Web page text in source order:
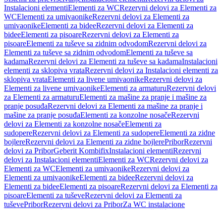
Instalacioni elementiElementi za WCRezervni delovi za Elementi za
WCElementi za umivaonikeRezervni delovi za Elementi za
umivaonikeElementi za bideeRezervni delovi za Elementi za
bideeElementi za pisoareRezervni delovi za Elementi za
pisoareElementi za tuševe sa zidnim odvodomRezervni delovi za
Elementi za tuševe sa zidnim odvodomElementi za tuševe sa
kadamaRezervni delovi za Elementi za tuševe sa kadamaInstalacioni
elementi za sklopiva vrataRezervni delovi za Instalacioni elementi za
sklopiva vrataElementi za livene umivaonikeRezervni delovi za
Elementi za livene umivaonikeElementi za armaturuRezervni delovi
za Elementi za armaturuElementi za mašine za pranje i mašine za
pranje posuđaRezervni delovi za Elementi za mašine za pranje i
mašine za pranje posuđaElementi za konzolne nosačeRezervni
delovi za Elementi za konzolne nosačeElementi za
sudopereRezervni delovi za Elementi za sudopereElementi za zidne
bojlereRezervni delovi za Elementi za zidne bojlerePriborRezervni
delovi za PriborGeberit KombifixInstalacioni elementiRezervni
delovi za Instalacioni elementiElementi za WCRezervni delovi za
Elementi za WCElementi za umivaonikeRezervni delovi za
Elementi za umivaonikeElementi za bideeRezervni delovi za
Elementi za bideeElementi za pisoareRezervni delovi za Elementi za
pisoareElementi za tuševeRezervni delovi za Elementi za
tuševePriborRezervni delovi za PriborZa WC instalacione